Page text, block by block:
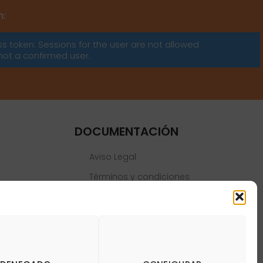
token: Sessions for the user are not allowed
a confirmed user.
DOCUMENTACIÓN
Aviso Legal
Términos y condiciones